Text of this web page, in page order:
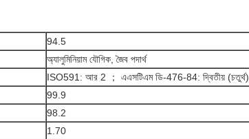
94.5
অ্যালুমিনিয়াম যৌগিক, জৈব পদার্থ
ISO591: আর 2 ； এএসটিএম ডি-476-84: দ্বিতীয় (চতুর্থ)
99.9
98.2
1.70